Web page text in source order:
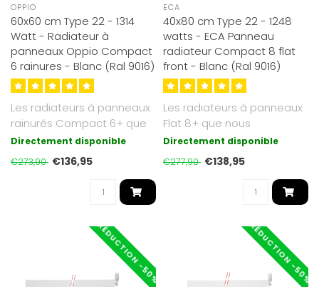
OPPIO
60x60 cm Type 22 - 1314
Watt - Radiateur à
panneaux Oppio Compact
6 rainures - Blanc (Ral 9016)
Les radiateurs à panneaux
rainurés Compact 6+ que
nous proposons sont d'un
Directement disponible
€273,90 €136,95
ECA
40x80 cm Type 22 - 1248
watts - ECA Panneau
radiateur Compact 8 flat
front - Blanc (Ral 9016)
Les radiateurs à panneaux
Flat 8+ que nous
proposons sont d'un blanc
soyeux et ..
Directement disponible
€277,90 €138,95
RÉDUCTION -50% RÉDUCTION -50%